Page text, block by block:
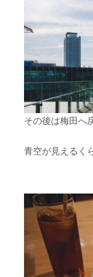
その後は梅田へ
青空が見えるく